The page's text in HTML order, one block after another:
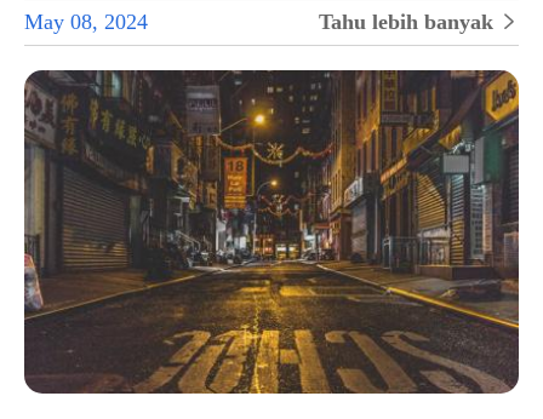
May 08, 2024 Tahu lebih banyak 